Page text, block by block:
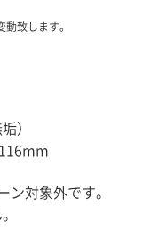
致します。
）
対象外です。